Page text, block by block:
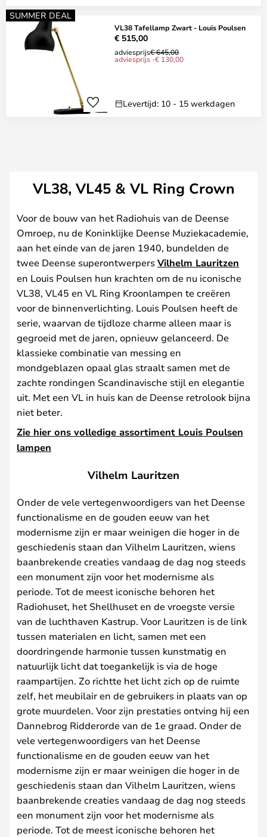
SUMMER DEAL
VL38 Tafellamp Zwart - Louis Poulsen
€ 515,00
adviesprijs€ 645,00
adviesprijs -€ 130,00
Levertijd: 10 - 15 werkdagen
VL38, VL45 & VL Ring Crown
Voor de bouw van het Radiohuis van de Deense
Omroep, nu de Koninklijke Deense Muziekacademie,
aan het einde van de jaren 1940, bundelden de
twee Deense superontwerpersVilhelm Lauritzen
en Louis Poulsen hun krachten om de nu iconische
VL38, VL45 en VL Ring Kroonlampen te creëren
voor de binnenverlichting. Louis Poulsen heeft de
serie, waarvan de tijdloze charme alleen maar is
gegroeid met de jaren, opnieuw gelanceerd. De
klassieke combinatie van messing en
mondgeblazen opaal glas straalt samen met de
zachte rondingen Scandinavische stijl en elegantie
uit. Met een VL in huis kan de Deense retrolook bijna
niet beter.
Zie hier ons volledige assortiment Louis Poulsen
lampen
Vilhelm Lauritzen
Onder de vele vertegenwoordigers van het Deense
functionalisme en de gouden eeuw van het
modernisme zijn er maar weinigen die hoger in de
geschiedenis staan dan Vilhelm Lauritzen, wiens
baanbrekende creaties vandaag de dag nog steeds
een monument zijn voor het modernisme als
periode. Tot de meest iconische behoren het
Radiohuset, het Shellhuset en de vroegste versie
van de luchthaven Kastrup. Voor Lauritzen is de link
tussen materialen en licht, samen met een
doordringende harmonie tussen kunstmatig en
natuurlijk licht dat toegankelijk is via de hoge
raampartijen. Zo richtte het licht zich op de ruimte
zelf, het meubilair en de gebruikers in plaats van op
grote muurdelen. Voor zijn prestaties ontving hij een
Dannebrog Ridderorde van de 1e graad. Onder de
vele vertegenwoordigers van het Deense
functionalisme en de gouden eeuw van het
modernisme zijn er maar weinigen die hoger in de
geschiedenis staan dan Vilhelm Lauritzen, wiens
baanbrekende creaties vandaag de dag nog steeds
een monument zijn voor het modernisme als
periode. Tot de meest iconische behoren het